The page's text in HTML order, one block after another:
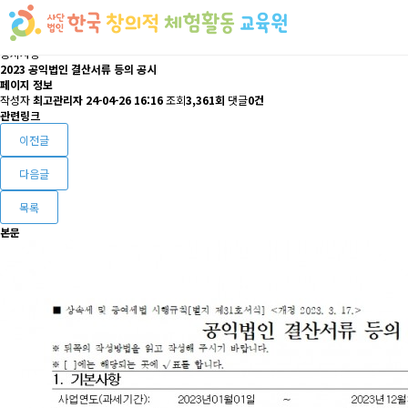
공지사항
2023 공익법인 결산서류 등의 공시
페이지 정보
작성자최고관리자 24-04-26 16:16조회3,361회 댓글0건
관련링크
이전글
다음글
목록
본문